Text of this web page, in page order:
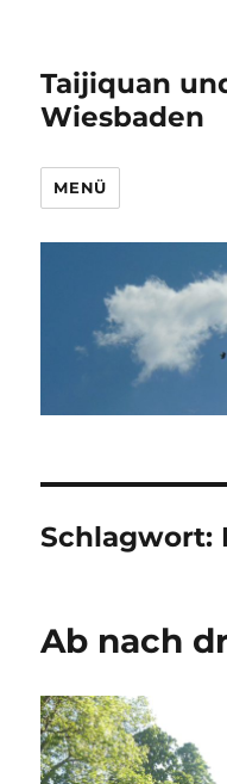
Taijiquan
Wiesbaden
MENÜ
Schlagwort:
Ab nach